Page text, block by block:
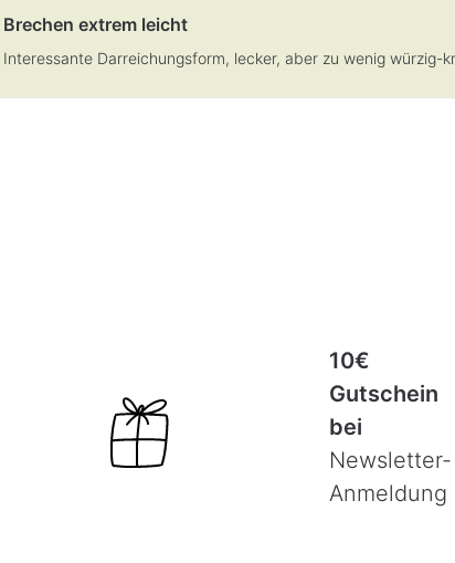
Bewertung mit 3 von 5 Sternen
Brechen extrem leicht
Interessante Darreichungsform, lecker, aber zu wenig würzig-
10€
Gutschein
bei
Newsletter-
Anmeldung